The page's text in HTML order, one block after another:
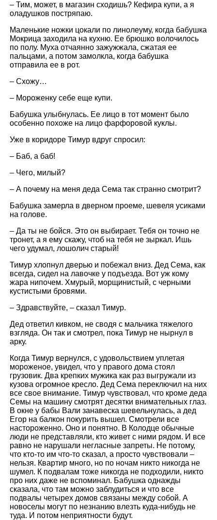
– Тим, может, в магазин сходишь? Кефира купи, а я
оладушков постряпаю.
Маленькие ножки цокали по линолеуму, когда бабушка
Мокрица заходила на кухню. Ее брюшко волочилось
по полу. Муха отчаянно зажужжала, сжатая ее
пальцами, а потом замолкла, когда бабушка
отправила ее в рот.
– Схожу…
– Мороженку себе еще купи.
Бабушка улыбнулась. Ее лицо в тот момент было
особенно похоже на лицо фарфоровой куклы.
Уже в коридоре Тимур вдруг спросил:
– Баб, а баб!
– Чего, милый?
– А почему на меня деда Сема так странно смотрит?
Бабушка замерла в дверном проеме, шевеля усиками
на голове.
– Да ты не бойся. Это он выбирает. Тебя он точно не
тронет, а я ему скажу, чтоб на тебя не зыркал. Ишь
чего удумал, лошолич старый!
Тимур хлопнул дверью и побежал вниз. Дед Сема, как
всегда, сидел на лавочке у подъезда. Вот уж кому
жара нипочем. Хмурый, морщинистый, с черными
кустистыми бровями.
– Здравствуйте, – сказал Тимур.
Дед ответил кивком, не сводя с мальчика тяжелого
взгляда. Он так и смотрел, пока Тимур не нырнул в
арку.
Когда Тимур вернулся, с удовольствием уплетая
мороженое, увидел, что у правого дома стоял
грузовик. Два крепких мужика как раз выгружали из
кузова огромное кресло. Дед Сема переключил на них
все свое внимание. Тимур чувствовал, что кроме деда
Семы на машину смотрят десятки внимательных глаз.
В окне у бабы Вали занавеска шевельнулась, а дед
Егор на балкон покурить вышел. Смотрели все
настороженно. Оно и понятно. В Колодце обычные
люди не представляли, кто живет с ними рядом. И все
равно не нарушали негласные запреты. Не потому,
что кто-то им что-то сказал, а просто чувствовали –
нельзя. Квартир много, но по ночам никто никогда не
шумел. К подвалам тоже никогда не подходили, никто
про них даже не вспоминал. Бабушка однажды
сказала, что там можно заблудиться и что все
подвалы четырех домов связаны между собой. А
новоселы могут по незнанию влезть куда-нибудь не
туда. И потом неприятности будут.